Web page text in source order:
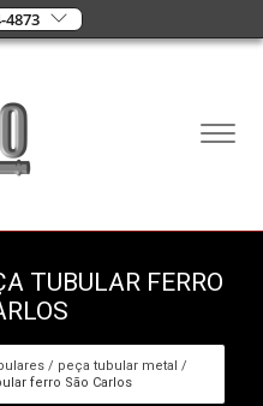
4873
TUBULAR FERRO
peça tubular metal
ferro São Carlos